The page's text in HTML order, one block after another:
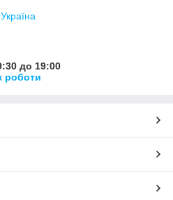
до 19:00
роботи